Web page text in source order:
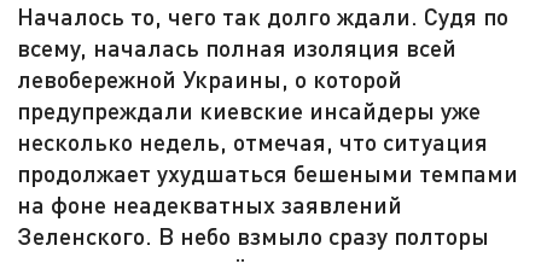
Началось то, чего так долго ждали. Судя по
всему, началась полная изоляция всей
левобережной Украины, о которой
предупреждали киевские инсайдеры уже
несколько недель, отмечая, что ситуация
продолжает ухудшаться бешеными темпами
на фоне неадекватных заявлений
Зеленского. В небо взмыло сразу полторы